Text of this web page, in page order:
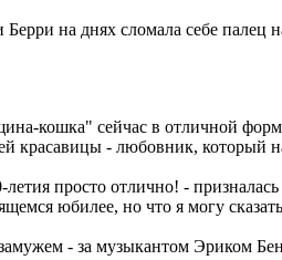
Берри на днях сломала себе
кошка" сейчас в отличной
красавицы - любовник, который
летия просто отлично! -
юбилее, но что я могу
- за музыкантом Эриком